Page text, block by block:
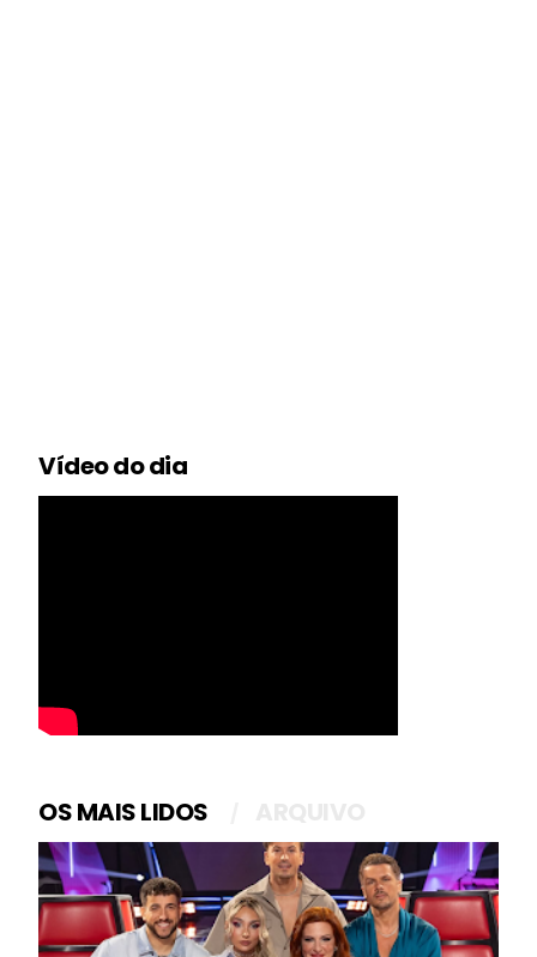
Vídeo do dia
OS MAIS LIDOS